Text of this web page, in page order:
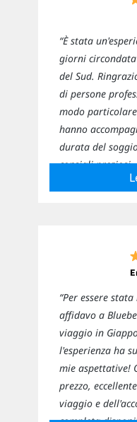
“È stata
giorni
del Sud.
di persone
modo
hanno
durata del
consigli preziosi.
“Per essere
affidavo a
viaggio in
l'esperienza ha
mie aspettative!
prezzo,
viaggio e